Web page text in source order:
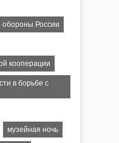
обороны России
кооперации
в борьбе с
музейная ночь